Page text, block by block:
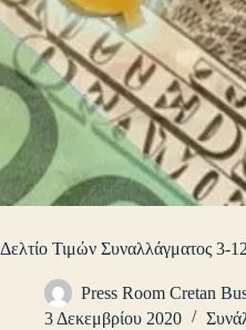
Δελτίο Τιμών Συναλλάγματος 3-
Press Room Cretan
3 Δεκεμβρίου 2020